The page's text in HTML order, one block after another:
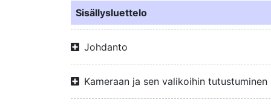
Sisällysluettelo
Johdanto
Kameraan ja sen valikoihin tutustuminen